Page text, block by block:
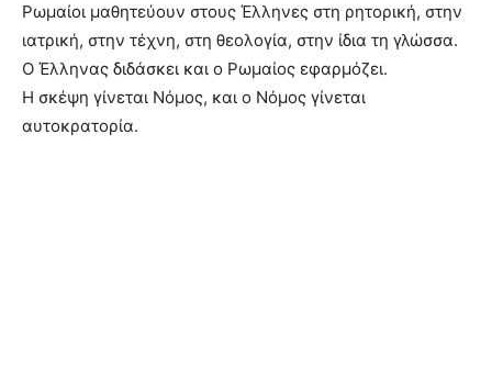
Ρωμαίοι μαθητεύουν στους Έλληνες στη ρητορική, στην
ιατρική, στην τέχνη, στη θεολογία, στην ίδια τη γλώσσα.
Ο Έλληνας διδάσκει και ο Ρωμαίος εφαρμόζει.
Η σκέψη γίνεται Νόμος, και ο Νόμος γίνεται
αυτοκρατορία.